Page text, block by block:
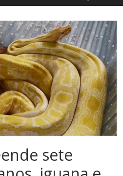
sete